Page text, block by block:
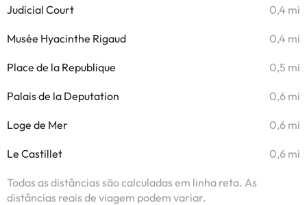
Judicial Court 0,4 mi
Musée Hyacinthe Rigaud 0,4 mi
Place de la Republique 0,5 mi
Palais de la Deputation 0,6 mi
Loge de Mer 0,6 mi
Le Castillet 0,6 mi
Todas as distâncias são calculadas em linha reta. As
distâncias reais de viagem podem variar.